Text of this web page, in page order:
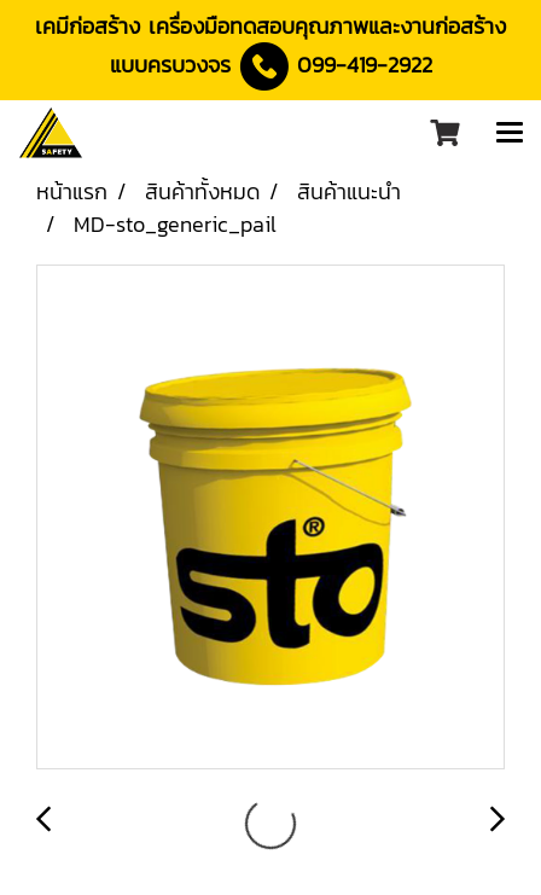
เคมีก่อสร้าง เครื่องมือทดสอบคุณภาพและงานก่อสร้าง
แบบครบวงจร
099-419-2922
หน้าแรก สินค้าทั้งหมด
สินค้าแนะนำ
MD-sto_generic_pail